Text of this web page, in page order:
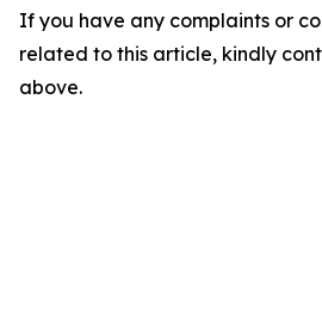
If you have any complaints or
related to this article, kindly
above.